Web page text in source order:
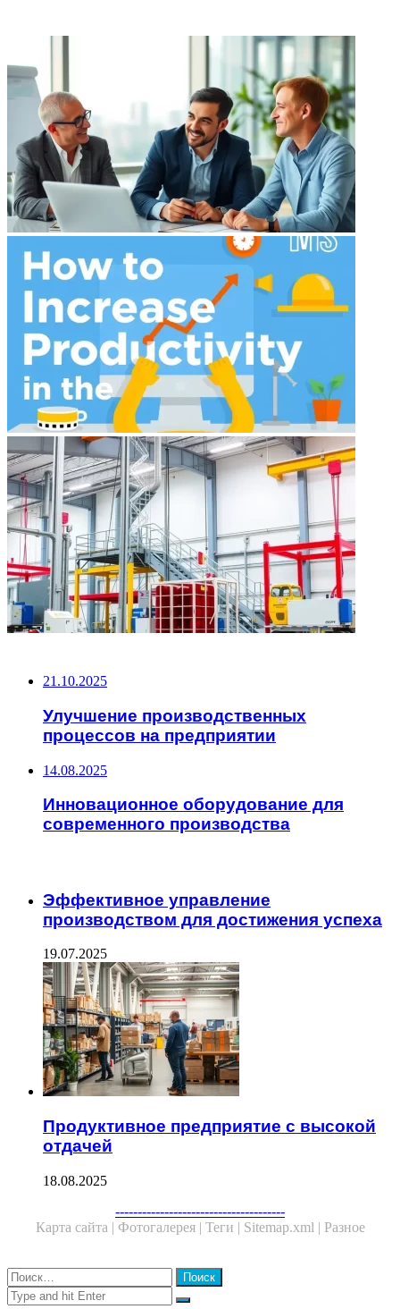
21.10.2025
Улучшение производственных
процессов на предприятии
14.08.2025
Инновационное оборудование для
современного производства
Эффективное управление
производством для достижения успеха
19.07.2025
Продуктивное предприятие с высокой
отдачей
18.08.2025
--------------------------------------
Карта сайта | Фотогалерея | Теги | Sitemap.xml | Разное
Close
Найти:
Close
Search